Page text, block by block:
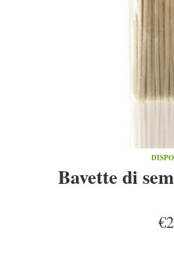
Bavette di